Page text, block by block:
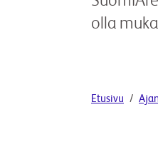
olla
Etusivu